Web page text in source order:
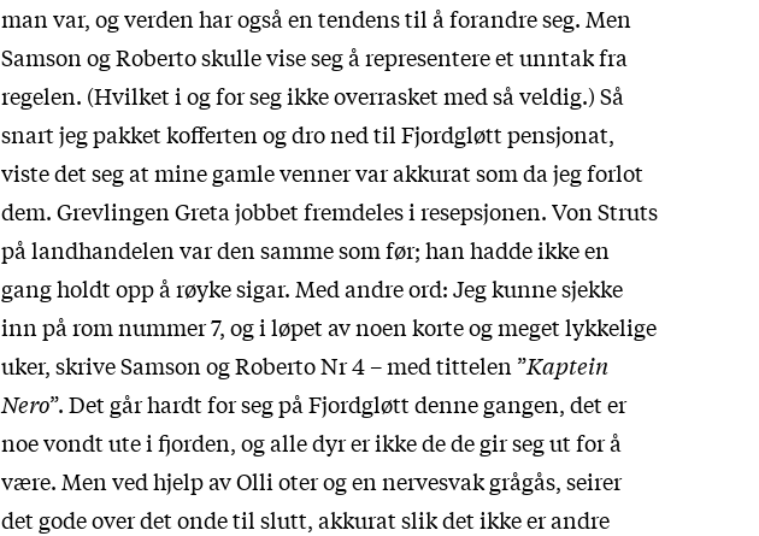
man var, og verden har også en tendens til å forandre seg. Men
Samson og Roberto skulle vise seg å representere et unntak fra
regelen. (Hvilket i og for seg ikke overrasket med så veldig.) Så
snart jeg pakket kofferten og dro ned til Fjordgløtt pensjonat,
viste det seg at mine gamle venner var akkurat som da jeg forlot
dem. Grevlingen Greta jobbet fremdeles i resepsjonen. Von Struts
på landhandelen var den samme som før; han hadde ikke en
gang holdt opp å røyke sigar. Med andre ord: Jeg kunne sjekke
inn på rom nummer 7, og i løpet av noen korte og meget lykkelige
uker, skrive Samson og Roberto Nr 4 – med tittelen ”Kaptein
Nero”. Det går hardt for seg på Fjordgløtt denne gangen, det er
noe vondt ute i fjorden, og alle dyr er ikke de de gir seg ut for å
være. Men ved hjelp av Olli oter og en nervesvak grågås, seirer
det gode over det onde til slutt, akkurat slik det ikke er andre